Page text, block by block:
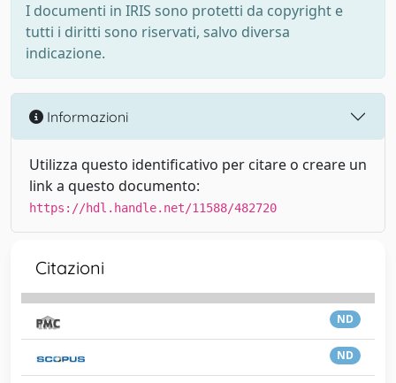
I documenti in IRIS sono protetti da copyright e
tutti i diritti sono riservati, salvo diversa
indicazione.
Informazioni
Utilizza questo identificativo per citare o creare un
link a questo documento:
https://hdl.handle.net/11588/482720
Citazioni
ND
ND